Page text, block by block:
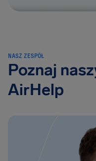
NASZ ZESPÓŁ
Poznaj
AirHelp